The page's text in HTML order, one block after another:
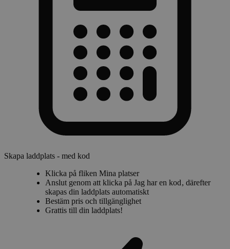
Skapa laddplats - med kod
Klicka på fliken Mina platser
Anslut genom att klicka på Jag har en kod, därefter
skapas din laddplats automatiskt
Bestäm pris och tillgänglighet
Grattis till din laddplats!